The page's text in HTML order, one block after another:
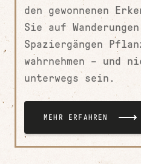
den gewonnenen
Sie auf
Spaziergängen
wahrnehmen – und
unterwegs sein.
MEHR ERFAHREN